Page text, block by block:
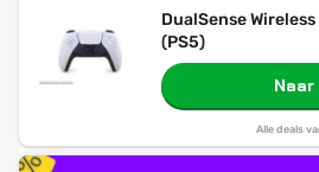
DualSense
(PS5)
Alle deals